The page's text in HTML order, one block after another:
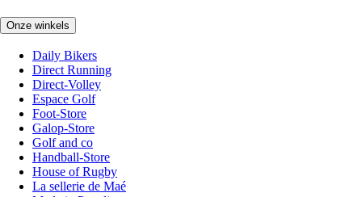
Onze winkels
Daily Bikers
Direct Running
Direct-Volley
Espace Golf
Foot-Store
Galop-Store
Golf and co
Handball-Store
House of Rugby
La sellerie de Maé